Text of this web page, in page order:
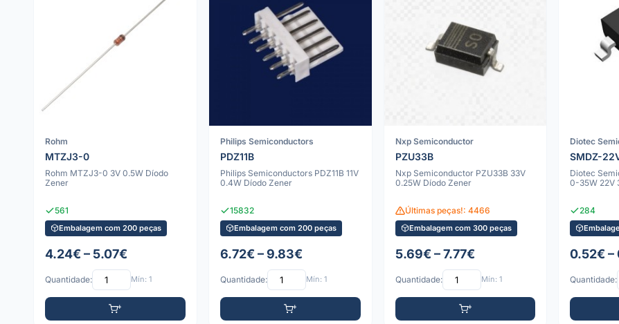
Rohm
MTZJ3-0
Rohm MTZJ3-0 3V 0.5W Díodo
Zener
561
Embalagem com 200 peças
4.24€ – 5.07€
Quantidade: Mín: 1
Philips Semiconductors
PDZ11B
Philips Semiconductors PDZ11B 11V
0.4W Díodo Zener
15832
Embalagem com 200 peças
6.72€ – 9.83€
Quantidade: Mín: 1
Nxp Semiconductor
PZU33B
Nxp Semiconductor PZU33B 33V
0.25W Díodo Zener
Últimas peças!: 4466
Embalagem com 300 peças
5.69€ – 7.77€
Quantidade: Mín: 1
Diotec
SMDZ-
Diotec
0-35W 22V
284
0.52€ –
Quantidade: